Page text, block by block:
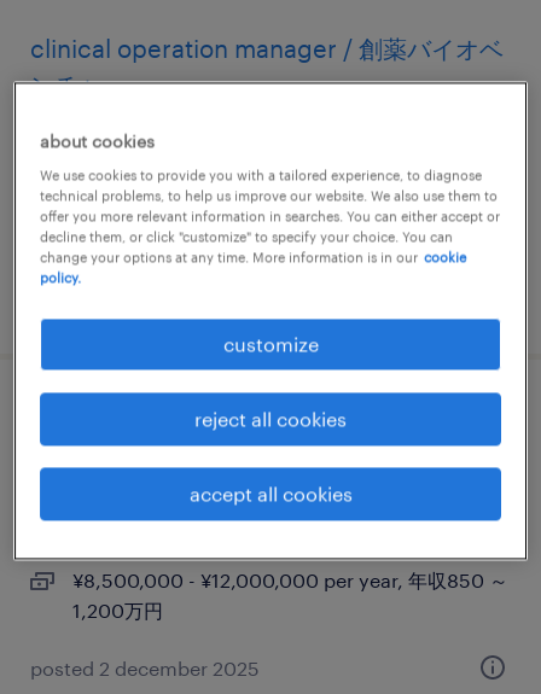
clinical operation manager / 創薬バイオベ
ンチャー
神奈川, 神奈川県
permanent
¥5,000,000 - ¥10,000,000 per year, 年収500 ～
1,000万円
【外資系 x 大手メーカー】営業マネージャ
ー / top global share
神奈川, 神奈川県
¥8,500,000 - ¥12,000,000 per year, 年収850 ～
1,200万円
posted 2 december 2025
about cookies
We use cookies to provide you with a tailored experience, to diagnose
technical problems, to help us improve our website. We also use them to
offer you more relevant information in searches. You can either accept or
decline them, or click "customize" to specify your choice. You can
change your options at any time. More information is in our cookie
policy.
customize
reject all cookies
accept all cookies